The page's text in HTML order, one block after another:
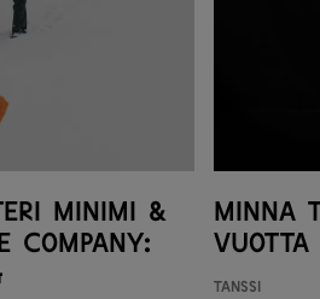
Minimi &
Company:
Minna
vuotta
Tanssi